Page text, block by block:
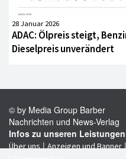
28 Januar 2026
ADAC: Ölpreis steigt,
Dieselpreis unverändert
© by Media Group Barber
Nachrichten und News-Verlag
Infos zu unseren
Über uns|Anzeigen und Banner